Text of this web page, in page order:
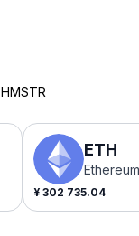
HMSTR
ETH
Ethereum
¥ 302 735.04